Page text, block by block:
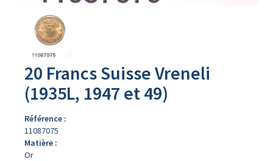
produit
20 Francs Suisse Vreneli
(1935L, 1947 et 49)
Référence :
11087075
Matière :
Or